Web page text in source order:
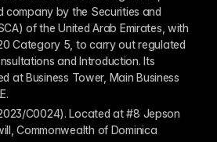
company by the Securities and
of the United Arab Emirates, with
Category 5, to carry out regulated
and Introduction. Its
at Business Tower, Main Business
C0024). Located at #8 Jepson
Commonwealth of Dominica